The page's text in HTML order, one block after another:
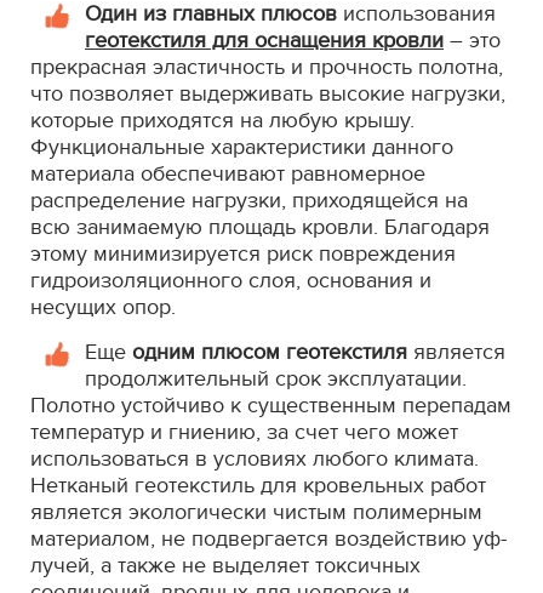
Один из главных плюсов использования
геотекстиля для оснащения кровли – это
прекрасная эластичность и прочность полотна,
что позволяет выдерживать высокие нагрузки,
которые приходятся на любую крышу.
Функциональные характеристики данного
материала обеспечивают равномерное
распределение нагрузки, приходящейся на
всю занимаемую площадь кровли. Благодаря
этому минимизируется риск повреждения
гидроизоляционного слоя, основания и
несущих опор.
Еще одним плюсом геотекстиля является
продолжительный срок эксплуатации.
Полотно устойчиво к существенным перепадам
температур и гниению, за счет чего может
использоваться в условиях любого климата.
Нетканый геотекстиль для кровельных работ
является экологически чистым полимерным
материалом, не подвергается воздействию уф-
лучей, а также не выделяет токсичных